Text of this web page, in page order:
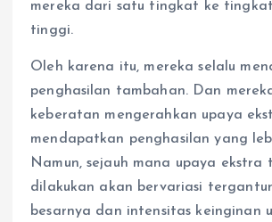
mereka dari satu tingkat ke
tinggi.
Oleh karena itu, mereka selalu
penghasilan tambahan. Dan
keberatan mengerahkan upaya
mendapatkan penghasilan yang
Namun, sejauh mana upaya ekstra
dilakukan akan bervariasi
besarnya dan intensitas keinginan